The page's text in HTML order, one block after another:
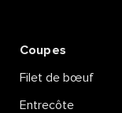
Coupes
Filet de bœuf
Entrecôte